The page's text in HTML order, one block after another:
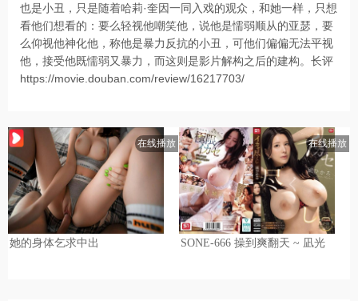
也是小丑，只是随着哈莉·奎因一同入戏的观众，和她一样，只想
看他们想看的：要么轻视他嘲笑他，说他是懦弱顺从的亚瑟，要
么仰视他神化他，称他是暴力反抗的小丑，可他们偏偏无法平视
他，接受他既懦弱又暴力，而这则是影片解构之后的建构。长评
https://movie.douban.com/review/16217703/